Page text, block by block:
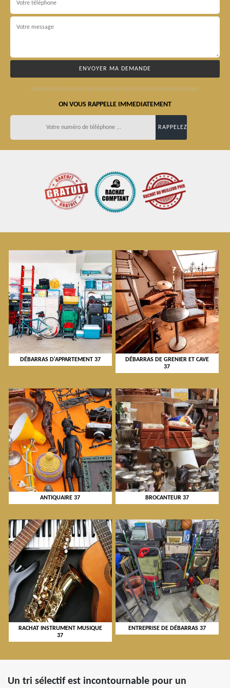
ON VOUS RAPPELLE IMMEDIATEMENT
DÉBARRAS D'APPARTEMENT 37
DÉBARRAS DE GRENIER ET CAVE
37
ANTIQUAIRE 37 BROCANTEUR 37
RACHAT INSTRUMENT MUSIQUE
37
ENTREPRISE DE DÉBARRAS 37
Un tri sélectif est incontournable pour un